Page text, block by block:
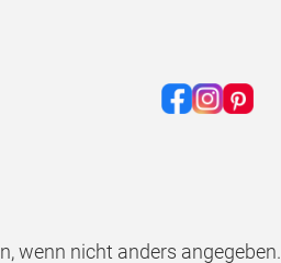
wenn nicht anders angegeben.